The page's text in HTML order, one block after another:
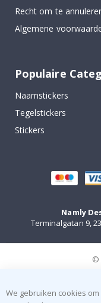
Recht om te
Algemene
Populaire
Naamstickers
Tegelstickers
Stickers
Namly
Terminalgatan 9,
©
We gebruiken cookies